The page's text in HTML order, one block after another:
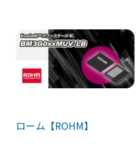
ローム【ROHM】